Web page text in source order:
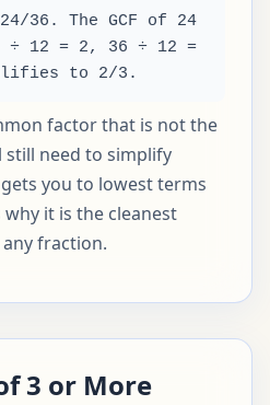
36. The GCF of 24
÷ 12 = 2, 36 ÷ 12 =
to 2/3.
factor that is not the
still need to simplify
you to lowest terms
it is the cleanest
fraction.
3 or More